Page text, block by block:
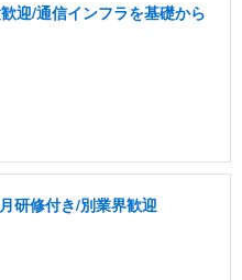
迎/通信インフラを基礎から
研修付き/別業界歓迎